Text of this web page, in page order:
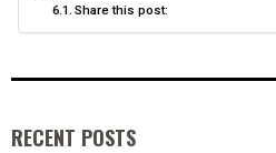
)
Share this post:
RECENT POSTS